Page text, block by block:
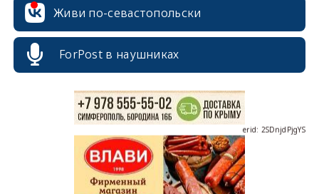
Живи по-севастопольски
ForPost в наушниках